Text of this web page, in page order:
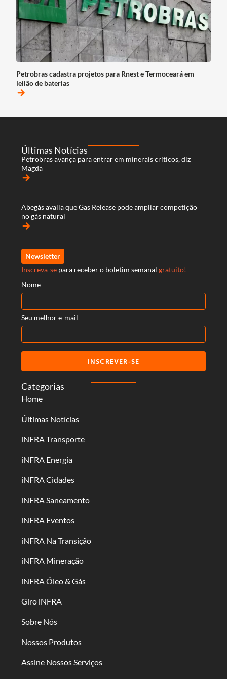
Petrobras cadastra projetos para Rnest e Termoceará em
leilão de baterias
arrow_forward
Categorias
Home
Últimas Notícias
iNFRA Transporte
iNFRA Energia
iNFRA Cidades
iNFRA Saneamento
iNFRA Eventos
iNFRA Na Transição
iNFRA Mineração
iNFRA Óleo & Gás
Giro iNFRA
Sobre Nós
Nossos Produtos
Assine Nossos Serviços
Últimas Notícias
Petrobras avança para entrar em minerais críticos, diz
Magda
arrow_forward
Abegás avalia que Gas Release pode ampliar competição
no gás natural
arrow_forward
Newsletter
Inscreva-se para receber o boletim semanal gratuito!
Nome
Seu melhor e-mail
INSCREVER-SE